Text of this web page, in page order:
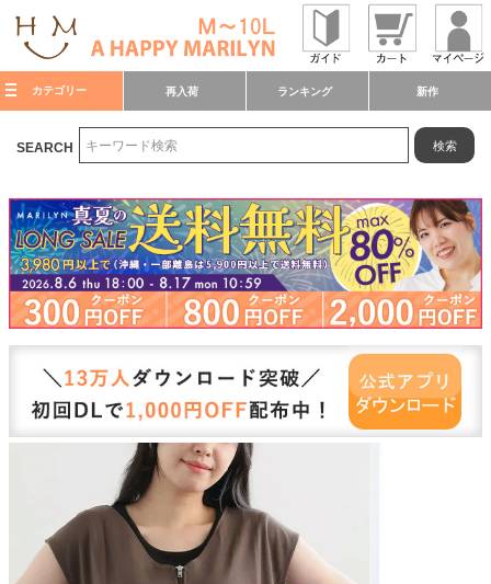
カテゴリー 再入荷 ランキング 新作
SEARCH 検索